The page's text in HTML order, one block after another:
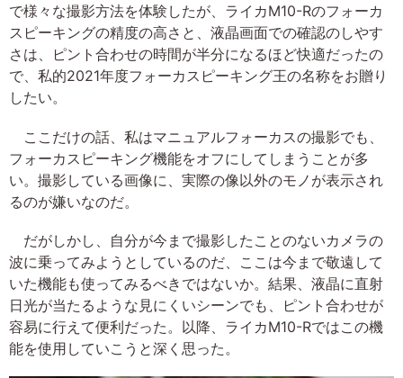
で様々な撮影方法を体験したが、ライカM10-Rのフォーカ
スピーキングの精度の高さと、液晶画面での確認のしやす
さは、ピント合わせの時間が半分になるほど快適だったの
で、私的2021年度フォーカスピーキング王の名称をお贈り
したい。
ここだけの話、私はマニュアルフォーカスの撮影でも、
フォーカスピーキング機能をオフにしてしまうことが多
い。撮影している画像に、実際の像以外のモノが表示され
るのが嫌いなのだ。
だがしかし、自分が今まで撮影したことのないカメラの
波に乗ってみようとしているのだ、ここは今まで敬遠して
いた機能も使ってみるべきではないか。結果、液晶に直射
日光が当たるような見にくいシーンでも、ピント合わせが
容易に行えて便利だった。以降、ライカM10-Rではこの機
能を使用していこうと深く思った。